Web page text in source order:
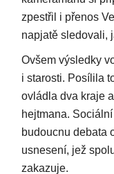
zpestřil i přenos
napjatě sledovali,
Ovšem výsledky
i starosti. Posílila
ovládla dva kraje
hejtmana.
budoucnu debata
usnesení, jež
zakazuje.